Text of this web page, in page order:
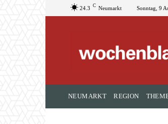
24.3 C Neumarkt Sonntag, 9
NEUMARKT REGION